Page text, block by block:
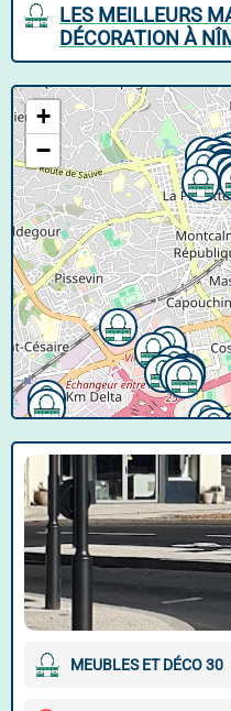
LES MEILLEURS
DÉCORATION À
+
−
MEUBLES ET DÉCO 30